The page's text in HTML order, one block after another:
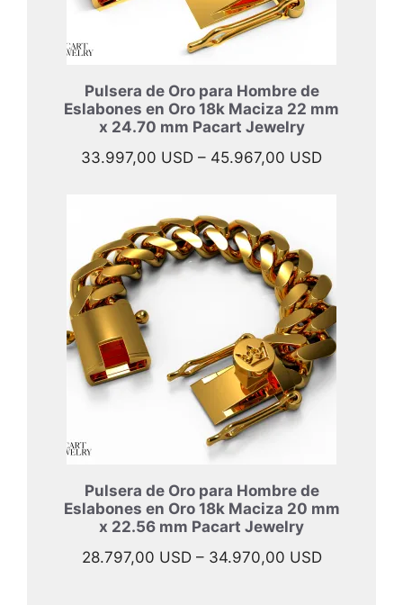
Pulsera de Oro para Hombre de
Eslabones en Oro 18k Maciza 22 mm
x 24.70 mm Pacart Jewelry
33.997,00 USD – 45.967,00 USDRango
hasta
45.967,00
Pulsera de Oro para Hombre de
Eslabones en Oro 18k Maciza 20 mm
x 22.56 mm Pacart Jewelry
28.797,00 USD – 34.970,00 USDRango